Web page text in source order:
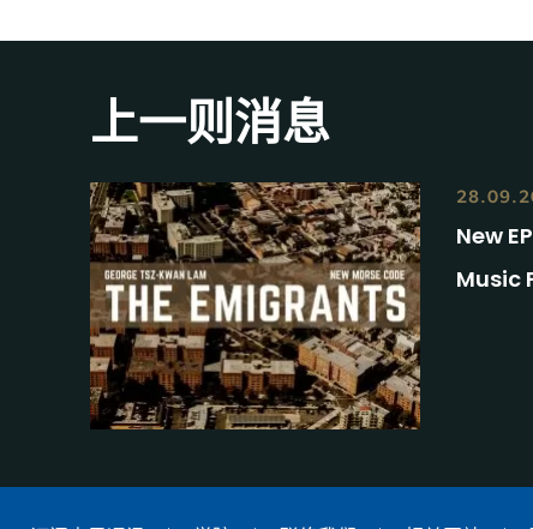
上一则消息
New
Music